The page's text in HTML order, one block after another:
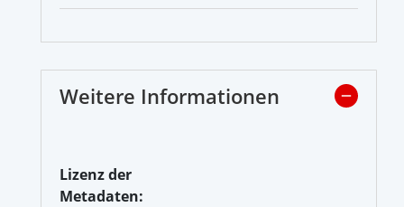
Weitere Informationen
Lizenz der
Metadaten: